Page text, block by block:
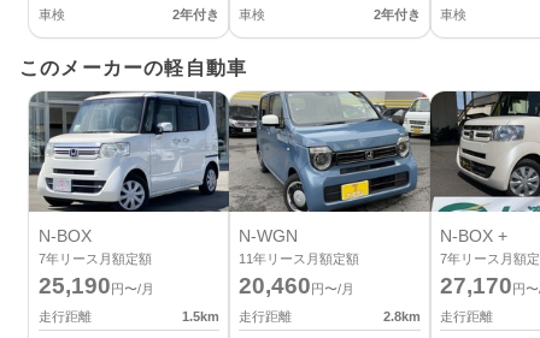
車検 2年付き 車検 2年付き 車検
このメーカーの軽自動車
N-BOX
7年リース月額定額
25,190円〜/月
走行距離
1.5km
N-WGN
11年リース月額定額
20,460円〜/月
走行距離
2.8km
N-BOX +
7年リース月額
27,170円
走行距離